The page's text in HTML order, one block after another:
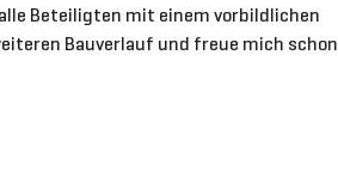
Beteiligten mit einem vorbildlichen
Bauverlauf und freue mich schon